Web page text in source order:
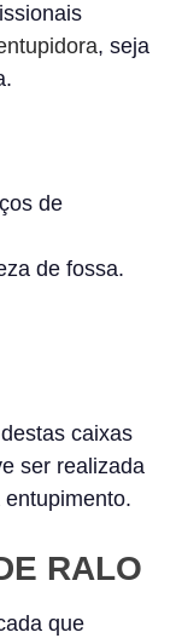
, seja
de
de fossa.
caixas
ser realizada
RALO
que